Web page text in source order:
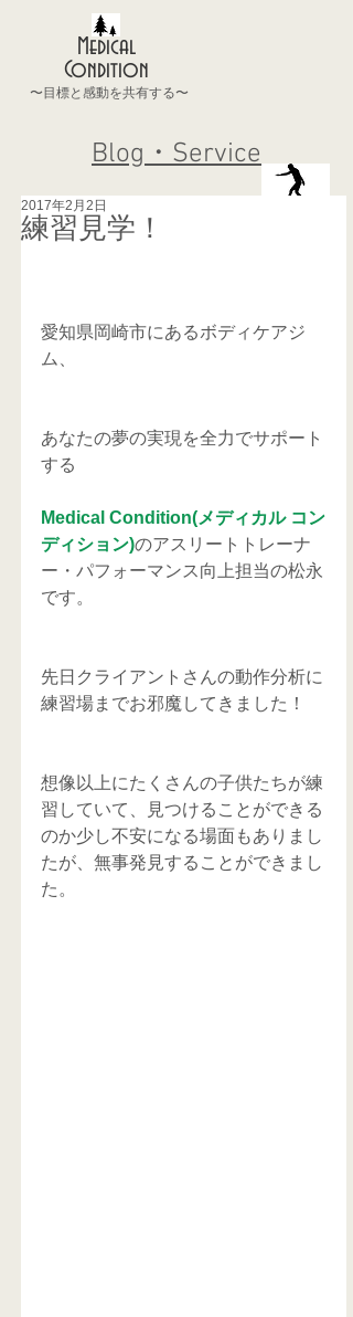
Medical
Condition
〜目標と感動を共有する〜
Blog・Service
練習見学！
2017年2月2日
愛知県岡崎市にあるボディケアジ
ム、
あなたの夢の実現を全力でサポート
する
Medical Condition(メディカル コン
ディション)のアスリートトレーナ
ー・パフォーマンス向上担当の松永
です。
先日クライアントさんの動作分析に
練習場までお邪魔してきました！
想像以上にたくさんの子供たちが練
習していて、見つけることができる
のか少し不安になる場面もありまし
たが、無事発見することができまし
た。